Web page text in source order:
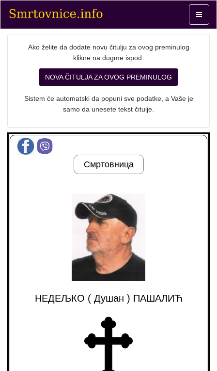
Toggle
Ako želite da dodate novu čitulju za ovog preminulog
klikne na dugme ispod.
NOVA ČITULJA ZA OVOG PREMINULOG
Sistem će automatski da popuni sve podatke, a Vaše je
samo da unesete tekst čitulje.
Смртовница
НЕДЕЉКО ( Душан ) ПАШАЛИЋ